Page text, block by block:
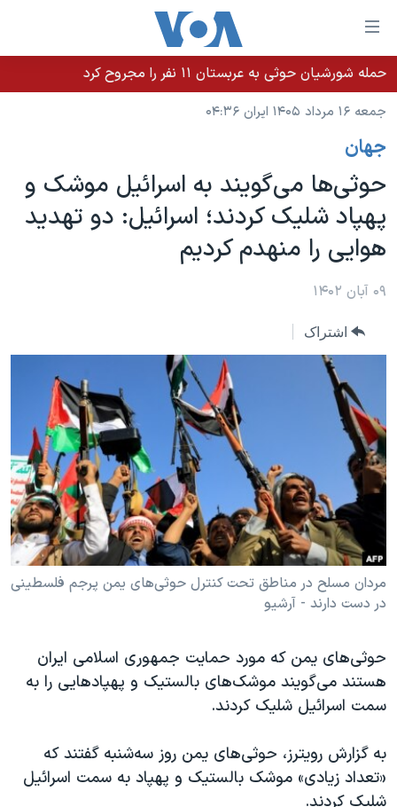
لینکهای
قابل
دسترسی
جهش
محتوای
اصلی
جهش
به
صفحه
جهش
خانه
نسخه سبک وب‌سایت
موضوع ها
ایران
آمریکا
جهان
ورزشی
ویدیوها
فرهنگ و زندگی
حقوق شهروندی
اقتصادی
علم و فناوری
اسرائیل در جنگ
آرشیو پخش زنده
برنامه های تلویزیونی
جدول برنامه ها
صفحه‌های ویژه
جام جهانی ۲۰۲۶
بایگانی برنامه‌های تلویزیونی
مستندها
انتخابات ریاست جمهوری آمریکا ۲۰۲۴
حمله جمهوری اسلامی به اسرائیل
رمز مهسا
ورزش زنان در ایران
اعتراضات زن، زندگی، آزادی
مجموعه مستندهای دادخواهی
دادگاه حمید نوری
چهل سال گروگان‌گیری
اعتراضات مردمی آبان ۹۸
اسرائیل در جنگ
فرکانس‌های صدای آمریکا
پخش رادیویی
یادگیری زبان انگلیسی
دنبال کنید
زبانهای مختلف
حمله شورشیان حوثی به عربستان ۱۱ نفر را مجروح کرد
جمعه ۱۶ مرداد ۱۴۰۵ ایران ۰۴:۳۶
جهان
حوثی‌ها می‌گویند به اسرائيل موشک و
پهپاد شلیک کردند؛ اسرائيل: دو تهدید
هوایی را منهدم کردیم
۰۹ آبان ۱۴۰۲
اشتراک
مردان مسلح در مناطق تحت کنترل حوثی‌های یمن پرجم فلسطینی
در دست دارند - آرشیو
حوثی‌های یمن که مورد حمایت جمهوری اسلامی ایران
هستند می‌گویند موشک‌های بالستیک و پهپادهایی را به
سمت اسرائیل شلیک کردند.
به گزارش رویترز، حوثی‌های یمن روز سه‌شنبه گفتند که
«تعداد زیادی» موشک‌ بالستیک و پهپاد به سمت اسرائیل